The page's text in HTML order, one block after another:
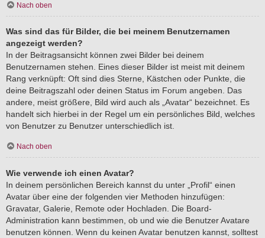
Nach oben
Was sind das für Bilder, die bei meinem Benutzernamen
angezeigt werden?
In der Beitragsansicht können zwei Bilder bei deinem
Benutzernamen stehen. Eines dieser Bilder ist meist mit deinem
Rang verknüpft: Oft sind dies Sterne, Kästchen oder Punkte, die
deine Beitragszahl oder deinen Status im Forum angeben. Das
andere, meist größere, Bild wird auch als „Avatar“ bezeichnet. Es
handelt sich hierbei in der Regel um ein persönliches Bild, welches
von Benutzer zu Benutzer unterschiedlich ist.
Nach oben
Wie verwende ich einen Avatar?
In deinem persönlichen Bereich kannst du unter „Profil“ einen
Avatar über eine der folgenden vier Methoden hinzufügen:
Gravatar, Galerie, Remote oder Hochladen. Die Board-
Administration kann bestimmen, ob und wie die Benutzer Avatare
benutzen können. Wenn du keinen Avatar benutzen kannst, solltest